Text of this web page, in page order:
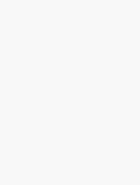
da
para o dia
o nosso